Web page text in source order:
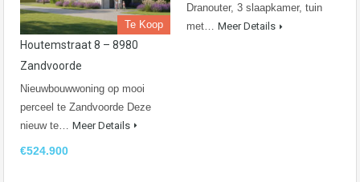
Te Koop
Houtemstraat 8 – 8980
Zandvoorde
Nieuwbouwwoning op mooi
perceel te Zandvoorde Deze
nieuw te… Meer Details
€524.900
Dranouter, 3 slaapkamer, tuin
met… Meer Details